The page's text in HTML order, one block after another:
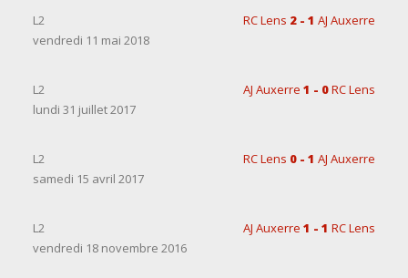
L2 RC Lens 2 - 1 AJ Auxerre
vendredi 11 mai 2018
L2 AJ Auxerre 1 - 0RC Lens
lundi 31 juillet 2017
L2 RC Lens 0 - 1 AJ Auxerre
samedi 15 avril 2017
L2 AJ Auxerre 1 - 1 RC Lens
vendredi 18 novembre 2016